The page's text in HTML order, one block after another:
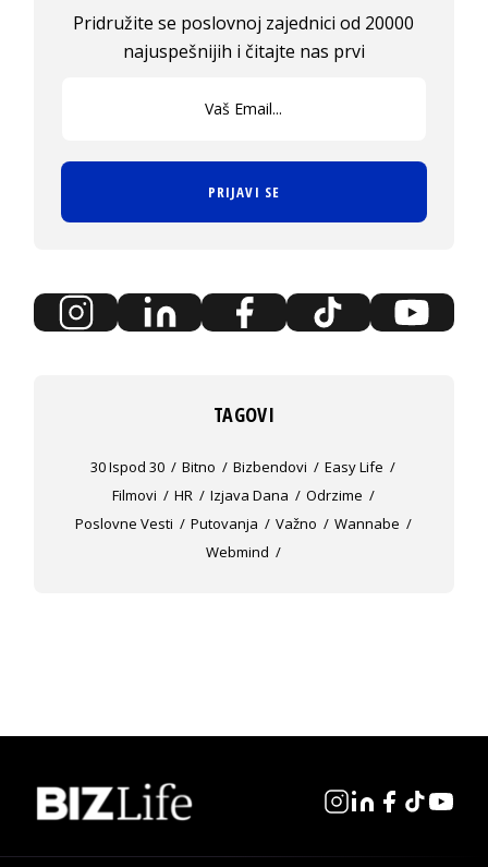
Pridružite se poslovnoj zajednici od 20000
najuspešnijih i čitajte nas prvi
PRIJAVI SE
TAGOVI
30 Ispod 30 Bitno Bizbendovi
Easy Life
Filmovi
HR Izjava Dana
Odrzime
Poslovne Vesti
Putovanja Važno
Wannabe
Webmind